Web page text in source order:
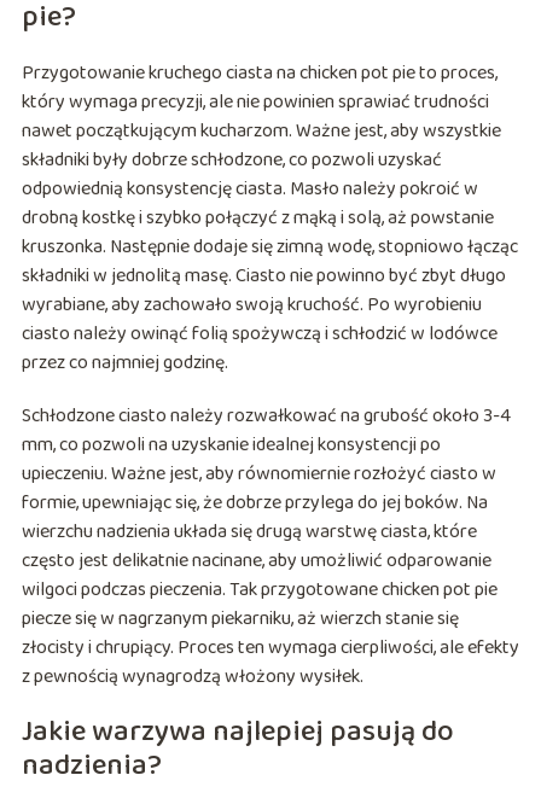
pie?
Przygotowanie kruchego ciasta na chicken pot pie to proces,
który wymaga precyzji, ale nie powinien sprawiać trudności
nawet początkującym kucharzom. Ważne jest, aby wszystkie
składniki były dobrze schłodzone, co pozwoli uzyskać
odpowiednią konsystencję ciasta. Masło należy pokroić w
drobną kostkę i szybko połączyć z mąką i solą, aż powstanie
kruszonka. Następnie dodaje się zimną wodę, stopniowo łącząc
składniki w jednolitą masę. Ciasto nie powinno być zbyt długo
wyrabiane, aby zachowało swoją kruchość. Po wyrobieniu
ciasto należy owinąć folią spożywczą i schłodzić w lodówce
przez co najmniej godzinę.
Schłodzone ciasto należy rozwałkować na grubość około 3-4
mm, co pozwoli na uzyskanie idealnej konsystencji po
upieczeniu. Ważne jest, aby równomiernie rozłożyć ciasto w
formie, upewniając się, że dobrze przylega do jej boków. Na
wierzchu nadzienia układa się drugą warstwę ciasta, które
często jest delikatnie nacinane, aby umożliwić odparowanie
wilgoci podczas pieczenia. Tak przygotowane chicken pot pie
piecze się w nagrzanym piekarniku, aż wierzch stanie się
złocisty i chrupiący. Proces ten wymaga cierpliwości, ale efekty
z pewnością wynagrodzą włożony wysiłek.
Jakie warzywa najlepiej pasują do
nadzienia?